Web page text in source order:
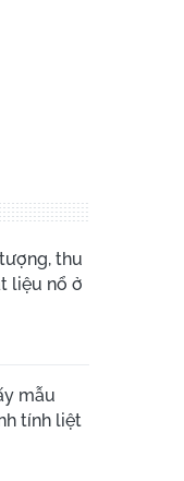
thu
liệu nổ ở
mẫu
tính liệt